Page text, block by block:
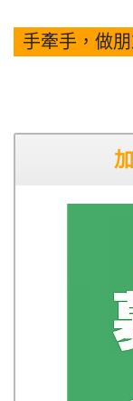
手牽手，做